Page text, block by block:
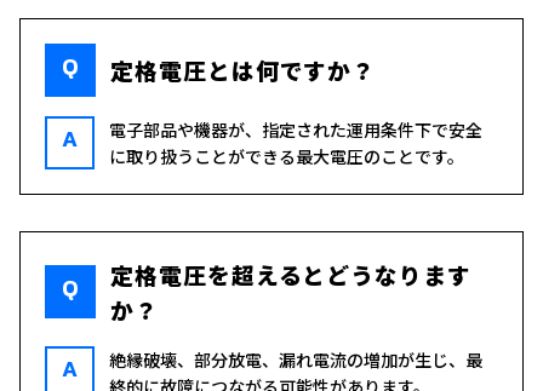
Q 定格電圧とは何ですか？
A
電子部品や機器が、指定された運用条件下で安全
に取り扱うことができる最大電圧のことです。
Q
定格電圧を超えるとどうなります
か？
A
絶縁破壊、部分放電、漏れ電流の増加が生じ、最
終的に故障につながる可能性があります。